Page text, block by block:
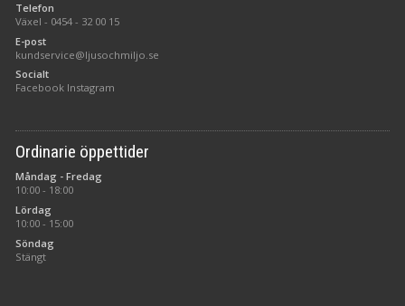
Telefon
Växel - 0454 - 32 00 15
E-post
kundservice@ljusochmiljo.se
Socialt
Facebook Instagram
Ordinarie öppettider
Måndag - Fredag
10:00 - 18:00
Lördag
10:00 - 15:00
Söndag
Stängt